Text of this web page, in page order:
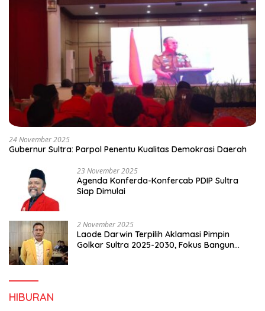
24 November 2025
Gubernur Sultra: Parpol Penentu Kualitas Demokrasi Daerah
23 November 2025
Agenda Konferda-Konfercab PDIP Sultra
Siap Dimulai
2 November 2025
Laode Darwin Terpilih Aklamasi Pimpin
Golkar Sultra 2025-2030, Fokus Bangun
HIBURAN